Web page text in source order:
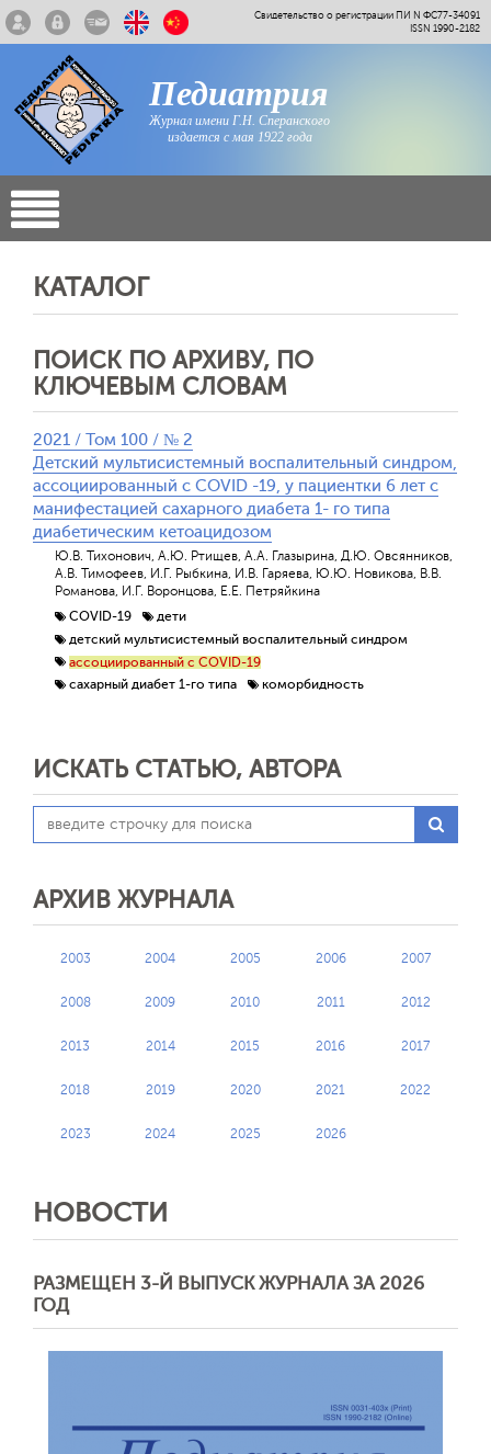
Свидетельство о регистрации ПИ N ФС77-34091
ISSN 1990-2182
Педиатрия
Журнал имени Г.Н. Сперанского
издается с мая 1922 года
КАТАЛОГ
ПОИСК ПО АРХИВУ, ПО
КЛЮЧЕВЫМ СЛОВАМ
2021 / Том 100 / № 2
Детский мультисистемный воспалительный синдром,
ассоциированный с COVID -19, у пациентки 6 лет с
манифестацией сахарного диабета 1- го типа
диабетическим кетоацидозом
Ю.В. Тихонович, А.Ю. Ртищев, А.А. Глазырина, Д.Ю. Овсянников,
А.В. Тимофеев, И.Г. Рыбкина, И.В. Гаряева, Ю.Ю. Новикова, В.В.
Романова, И.Г. Воронцова, Е.Е. Петряйкина
COVID-19
дети
детский мультисистемный воспалительный синдром
ассоциированный с COVID-19
сахарный диабет 1-го типа
коморбидность
ИСКАТЬ СТАТЬЮ, АВТОРА
АРХИВ ЖУРНАЛА
2003 2004 2005 2006 2007
2008 2009 2010 2011 2012
2013 2014 2015 2016 2017
2018 2019 2020 2021 2022
2023 2024 2025 2026
НОВОСТИ
РАЗМЕЩЕН 3-Й ВЫПУСК ЖУРНАЛА ЗА 2026
ГОД